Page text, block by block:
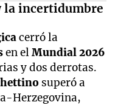
la incertidumbre
cerró la
en elMundial 2026
y dos derrotas.
superó a
Herzegovina,